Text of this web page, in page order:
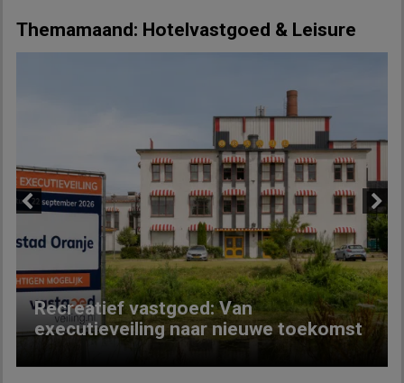
Themamaand: Hotelvastgoed & Leisure
Recreatief vastgoed: Van
executieveiling naar nieuwe toekomst
Next